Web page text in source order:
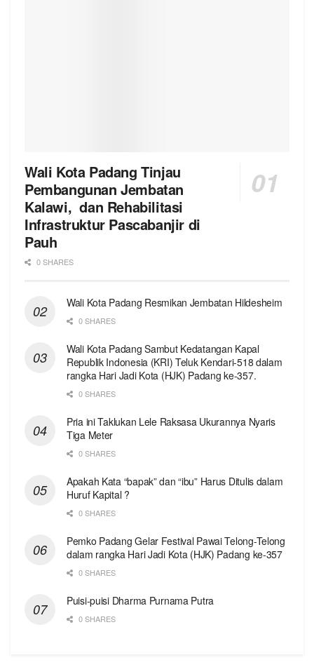
Wali Kota Padang Tinjau
Pembangunan Jembatan
Kalawi, dan Rehabilitasi
Infrastruktur Pascabanjir di
Pauh
0 SHARES
Wali Kota Padang Resmikan Jembatan Hildesheim
0 SHARES
Wali Kota Padang Sambut Kedatangan Kapal
Republik Indonesia (KRI) Teluk Kendari-518 dalam
rangka Hari Jadi Kota (HJK) Padang ke-357.
0 SHARES
Pria ini Taklukan Lele Raksasa Ukurannya Nyaris
Tiga Meter
0 SHARES
Apakah Kata “bapak” dan “ibu” Harus Ditulis dalam
Huruf Kapital ?
0 SHARES
Pemko Padang Gelar Festival Pawai Telong-Telong
dalam rangka Hari Jadi Kota (HJK) Padang ke-357
0 SHARES
Puisi-puisi Dharma Purnama Putra
0 SHARES